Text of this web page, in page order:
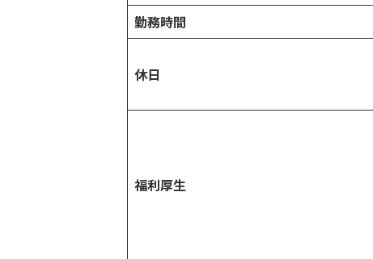
勤務時間
休日
福利厚生